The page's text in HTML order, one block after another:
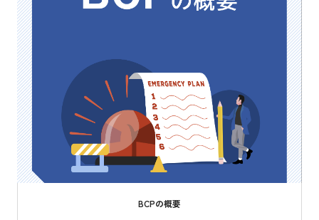
BCPの概要